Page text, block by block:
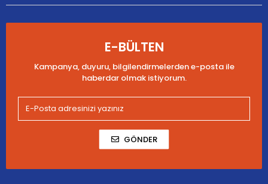
E-BÜLTEN
Kampanya, duyuru, bilgilendirmelerden e-posta ile
haberdar olmak istiyorum.
GÖNDER